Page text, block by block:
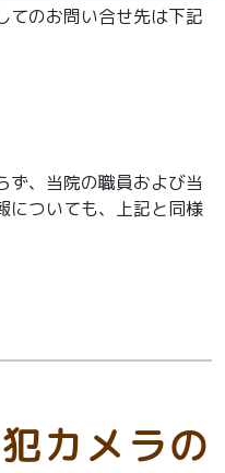
てのお問い合せ先は下記
ず、当院の職員および当
についても、上記と同様
カメラの